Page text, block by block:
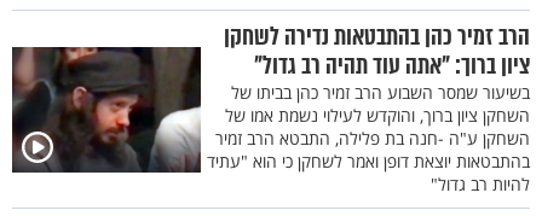
הרב זמיר כהן בהתבטאות נדירה לשחקן
ציון ברוך: "אתה עוד תהיה רב גדול"
בשיעור שמסר השבוע הרב זמיר כהן בביתו של
השחקן ציון ברוך, והוקדש לעילוי נשמת אמו של
השחקן ע"ה -חנה בת פלילה, התבטא הרב זמיר
בהתבטאות יוצאת דופן ואמר לשחקן כי הוא "עתיד
להיות רב גדול"